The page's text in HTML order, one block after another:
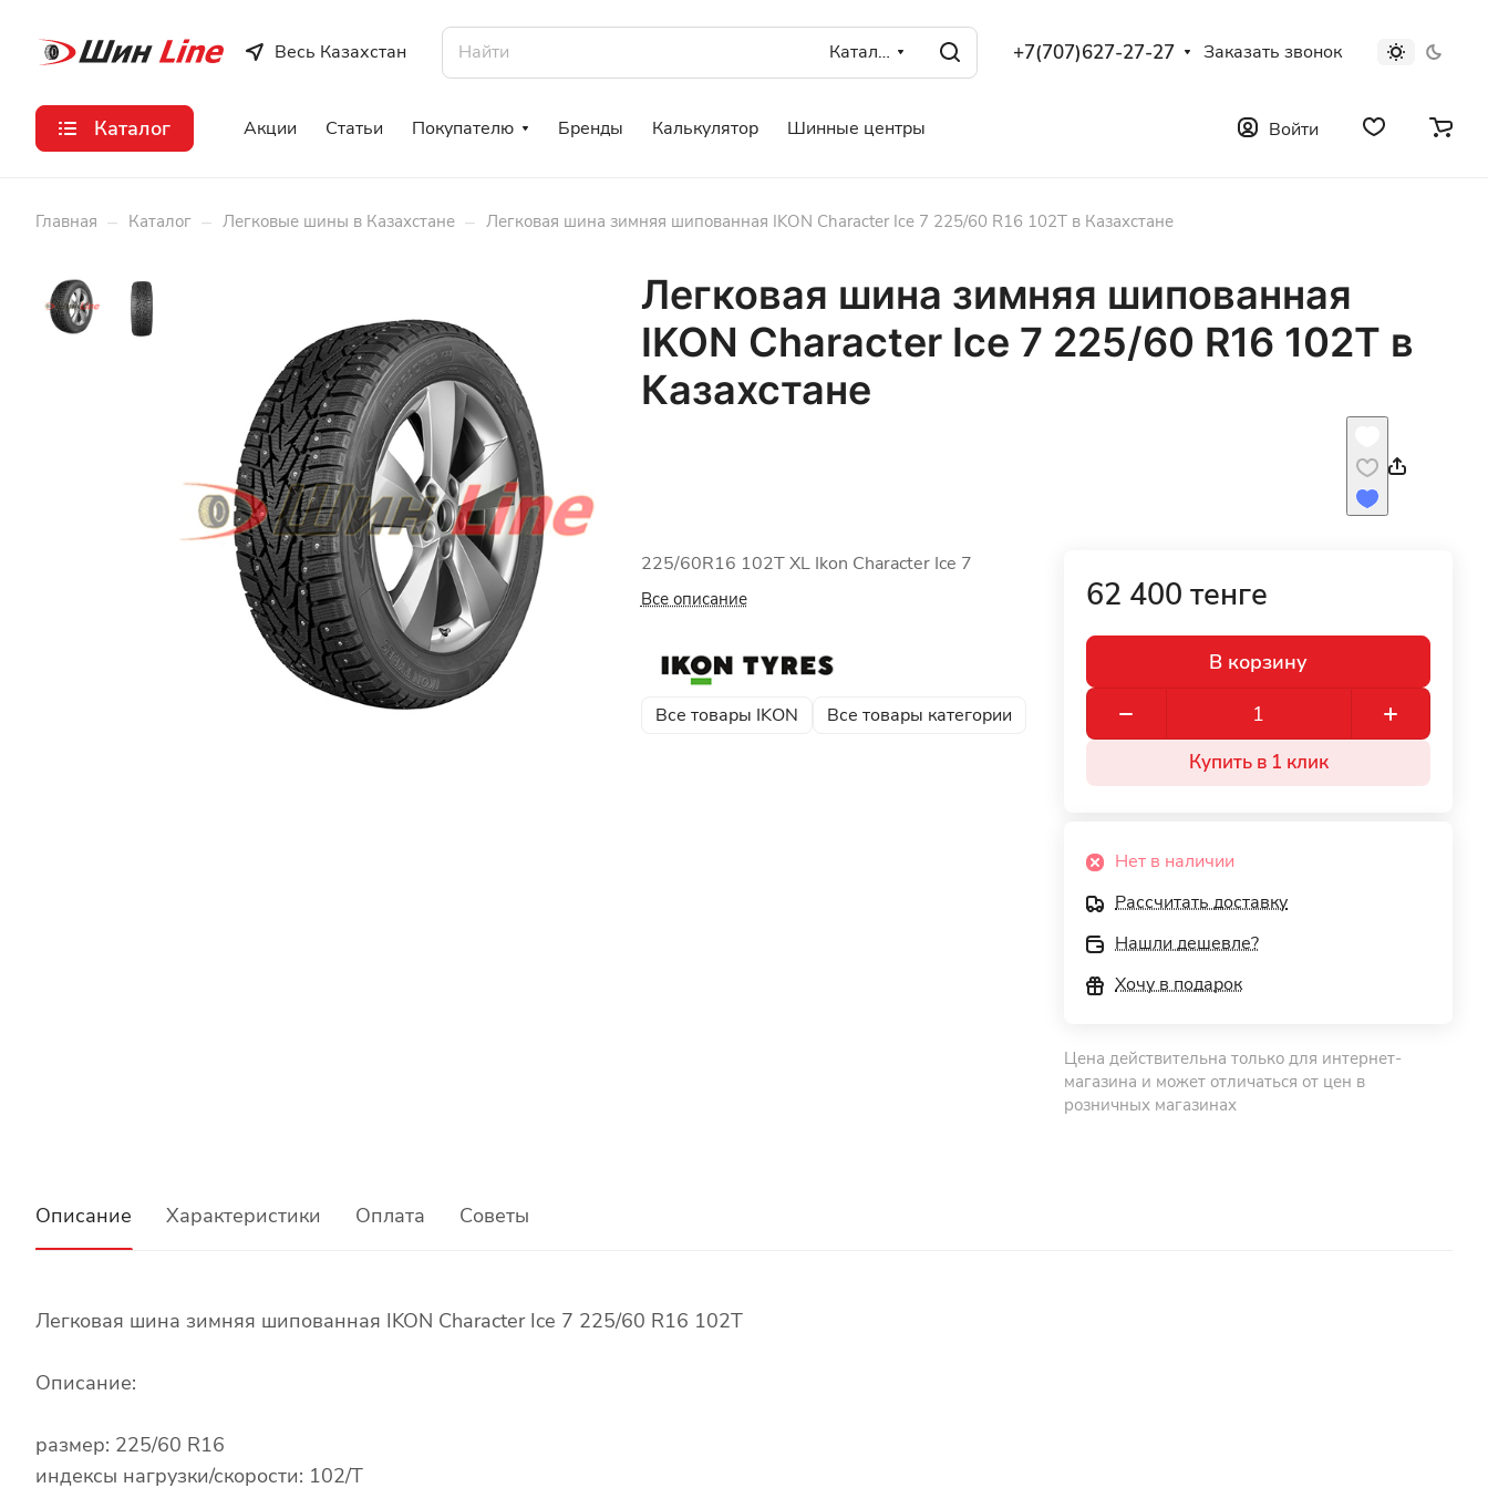
Весь Казахстан Каталог +7(707)627-27-27 Заказать звонок
Каталог Акции Статьи Покупателю Бренды Калькулятор Шинные центры Войти
Главная – Каталог – Легковые шины в Казахстане – Легковая шина зимняя шипованная IKON Character Ice 7 225/60 R16 102T в Казахстане
Легковая шина зимняя шипованная
IKON Character Ice 7 225/60 R16 102T в
Казахстане
225/60R16 102T XL Ikon Character Ice 7
Все описание
Все товары IKON Все товары категории
62 400 тенге
В корзину
Купить в 1 клик
Нет в наличии
Рассчитать доставку
Нашли дешевле?
Хочу в подарок
Цена действительна только для интернет-
магазина и может отличаться от цен в
розничных магазинах
Описание Характеристики Оплата Советы
Легковая шина зимняя шипованная IKON Character Ice 7 225/60 R16 102T
Описание:
размер: 225/60 R16
индексы нагрузки/скорости: 102/T